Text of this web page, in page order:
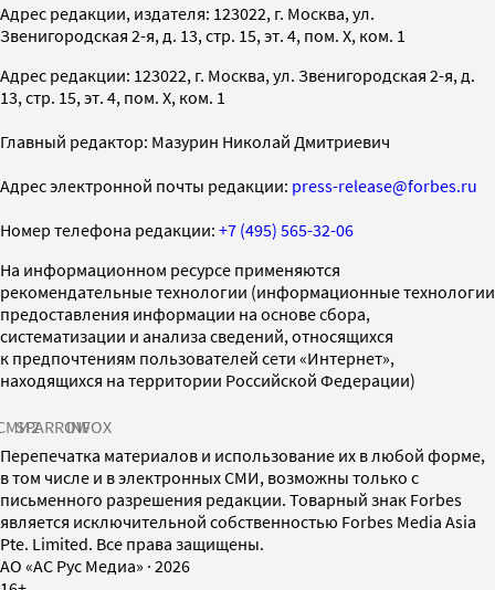
Адрес редакции, издателя: 123022, г. Москва, ул.
Звенигородская 2-я, д. 13, стр. 15, эт. 4, пом. X, ком. 1
Адрес редакции: 123022, г. Москва, ул. Звенигородская 2-я, д.
13, стр. 15, эт. 4, пом. X, ком. 1
Главный редактор: Мазурин Николай Дмитриевич
Адрес электронной почты редакции: press-release@forbes.ru
Номер телефона редакции: +7 (495) 565-32-06
На информационном ресурсе применяются
рекомендательные технологии (информационные технологии
предоставления информации на основе сбора,
систематизации и анализа сведений, относящихся
к предпочтениям пользователей сети «Интернет»,
находящихся на территории Российской Федерации)
SPARROWINFOX
Перепечатка материалов и использование их в любой форме,
в том числе и в электронных СМИ, возможны только с
письменного разрешения редакции. Товарный знак Forbes
является исключительной собственностью Forbes Media Asia
Pte. Limited. Все права защищены.
AO «АС Рус Медиа» · 2026